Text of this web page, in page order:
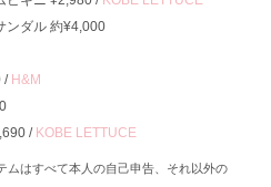
ンダル 約¥4,000
/ H&M
/ KOBE LETTUCE
ムはすべて本人の自己申告、それ以外の